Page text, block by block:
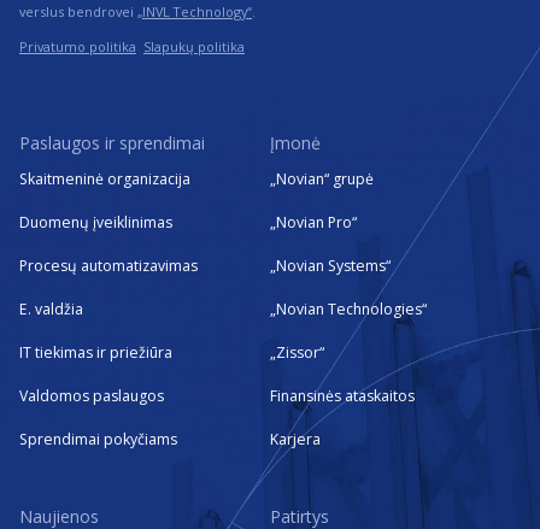
verslus bendrovei „INVL Technology“.
Privatumo politika Slapukų politika
Paslaugos ir sprendimai
Skaitmeninė organizacija
Duomenų įveiklinimas
Procesų automatizavimas
E. valdžia
IT tiekimas ir priežiūra
Valdomos paslaugos
Sprendimai pokyčiams
Įmonė
„Novian“ grupė
„Novian Pro“
„Novian Systems“
„Novian Technologies“
„Zissor“
Finansinės ataskaitos
Karjera
Naujienos Patirtys